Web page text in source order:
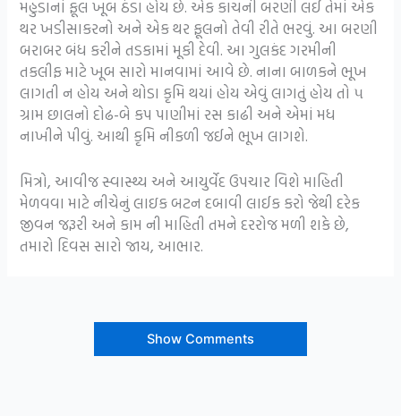
મહુડાનાં ફૂલ ખૂબ ઠંડા હોય છે. એક કાચની બરણી લઈ તેમાં એક
થર ખડીસાકરનો અને એક થર ફૂલનો તેવી રીતે ભરવું. આ બરણી
બરાબર બંધ કરીને તડકામાં મૂકી દેવી. આ ગુલકંદ ગરમીની
તકલીફ માટે ખૂબ સારો માનવામાં આવે છે. નાના બાળકને ભૂખ
લાગતી ન હોય અને થોડા કૃમિ થયાં હોય એવું લાગતું હોય તો ૫
ગ્રામ છાલનો દોઢ-બે કપ પાણીમાં રસ કાઢી અને એમાં મધ
નાખીને પીવું. આથી કૃમિ નીકળી જઈને ભૂખ લાગશે.
મિત્રો, આવીજ સ્વાસ્થ્ય અને આયુર્વેદ ઉપચાર વિશે માહિતી
મેળવવા માટે નીચેનું લાઇક બટન દબાવી લાઈક કરો જેથી દરેક
જીવન જરૂરી અને કામ ની માહિતી તમને દરરોજ મળી શકે છે,
તમારો દિવસ સારો જાય, આભાર.
Show Comments